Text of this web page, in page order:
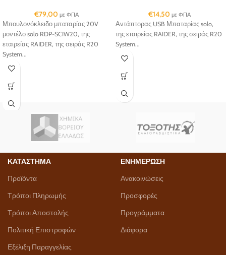
€79,00 με ΦΠΑ
Μπουλονόκλειδο μπαταρίας 20V
μοντέλο solo RDP-SCIW20, της
εταιρείας RAIDER, της σειράς R20
System...
€14,50 με ΦΠΑ
Αντάπτορας USB Μπαταρίας solo,
της εταιρείας RAIDER, της σειράς R20
System...
ΚΑΤΑΣΤΗΜΑ
Προϊόντα
Τρόποι Πληρωμής
Τρόποι Αποστολής
Πολιτική Επιστροφών
Εξέλιξη Παραγγελίας
ΕΝΗΜΕΡΩΣΗ
Ανακοινώσεις
Προσφορές
Προγράμματα
Διάφορα